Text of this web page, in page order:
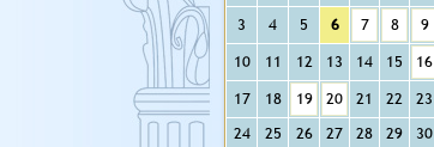
3
4 5 6 7 8 9
10 11 12 13 14 15 16
17 18 19 20 21 22
23
24
25 26 27 28 29
30